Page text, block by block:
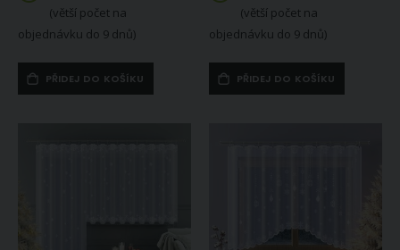
(větší počet na
objednávku do 9 dnů)
PŘIDEJ DO KOŠÍKU
(větší počet na
objednávku do 9 dnů)
PŘIDEJ DO KOŠÍKU